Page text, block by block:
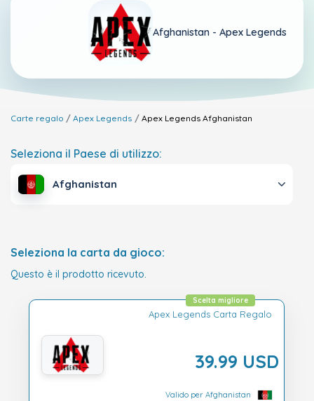
Afghanistan - Apex Legends
Carte regalo Apex Legends Apex Legends Afghanistan
Seleziona il Paese di utilizzo:
Afghanistan
Seleziona la carta da gioco:
Questo è il prodotto ricevuto.
Apex Legends Carta Regalo
39.99 USD
Scelta migliore
Valido per Afghanistan